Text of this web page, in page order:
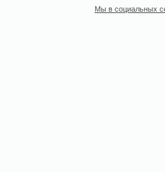
Мы в социальных